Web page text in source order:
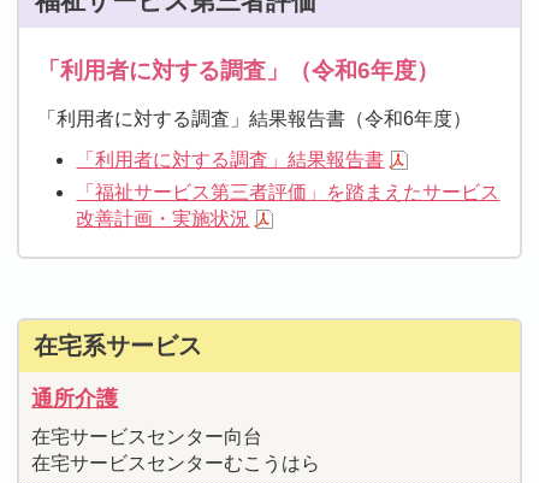
「利用者に対する調査」（令和6年度）
「利用者に対する調査」結果報告書（令和6年度）
「利用者に対する調査」結果報告書
「福祉サービス第三者評価」を踏まえたサービス
改善計画・実施状況
在宅系サービス
通所介護
在宅サービスセンター向台
在宅サービスセンターむこうはら